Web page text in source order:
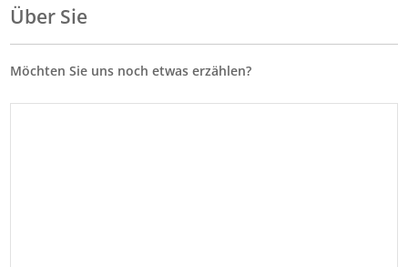
TT
Über Sie
Möchten Sie uns noch etwas erzählen?